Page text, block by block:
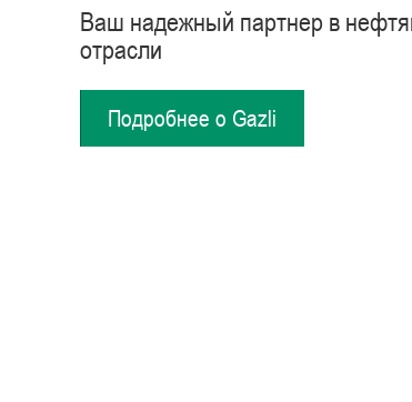
Ваш надежный партнер в
отрасли
Подробнее о Gazli